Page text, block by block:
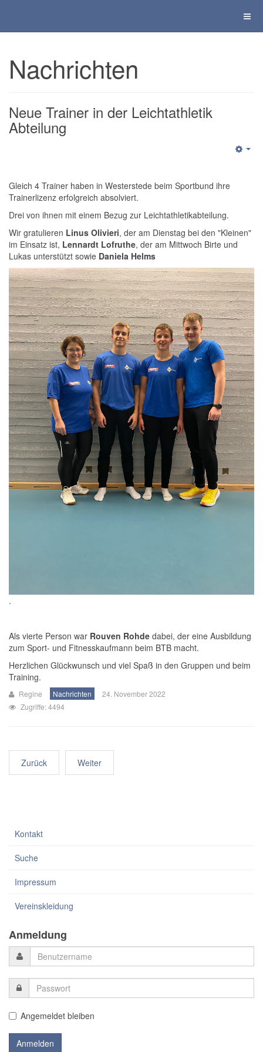
Nachrichten
Neue Trainer in der Leichtathletik
Abteilung
Gleich 4 Trainer haben in Westerstede beim Sportbund ihre
Trainerlizenz erfolgreich absolviert.
Drei von ihnen mit einem Bezug zur Leichtathletikabteilung.
Wir gratulieren Linus Olivieri, der am Dienstag bei den "Kleinen"
im Einsatz ist, Lennardt Lofruthe, der am Mittwoch Birte und
Lukas unterstützt sowie Daniela Helms
.
Als vierte Person war Rouven Rohde dabei, der eine Ausbildung
zum Sport- und Fitnesskaufmann beim BTB macht.
Herzlichen Glückwunsch und viel Spaß in den Gruppen und beim
Training.
Regine Nachrichten
24. November 2022
Zugriffe: 4494
Zurück Weiter
Kontakt
Suche
Impressum
Vereinskleidung
Anmeldung
Angemeldet bleiben